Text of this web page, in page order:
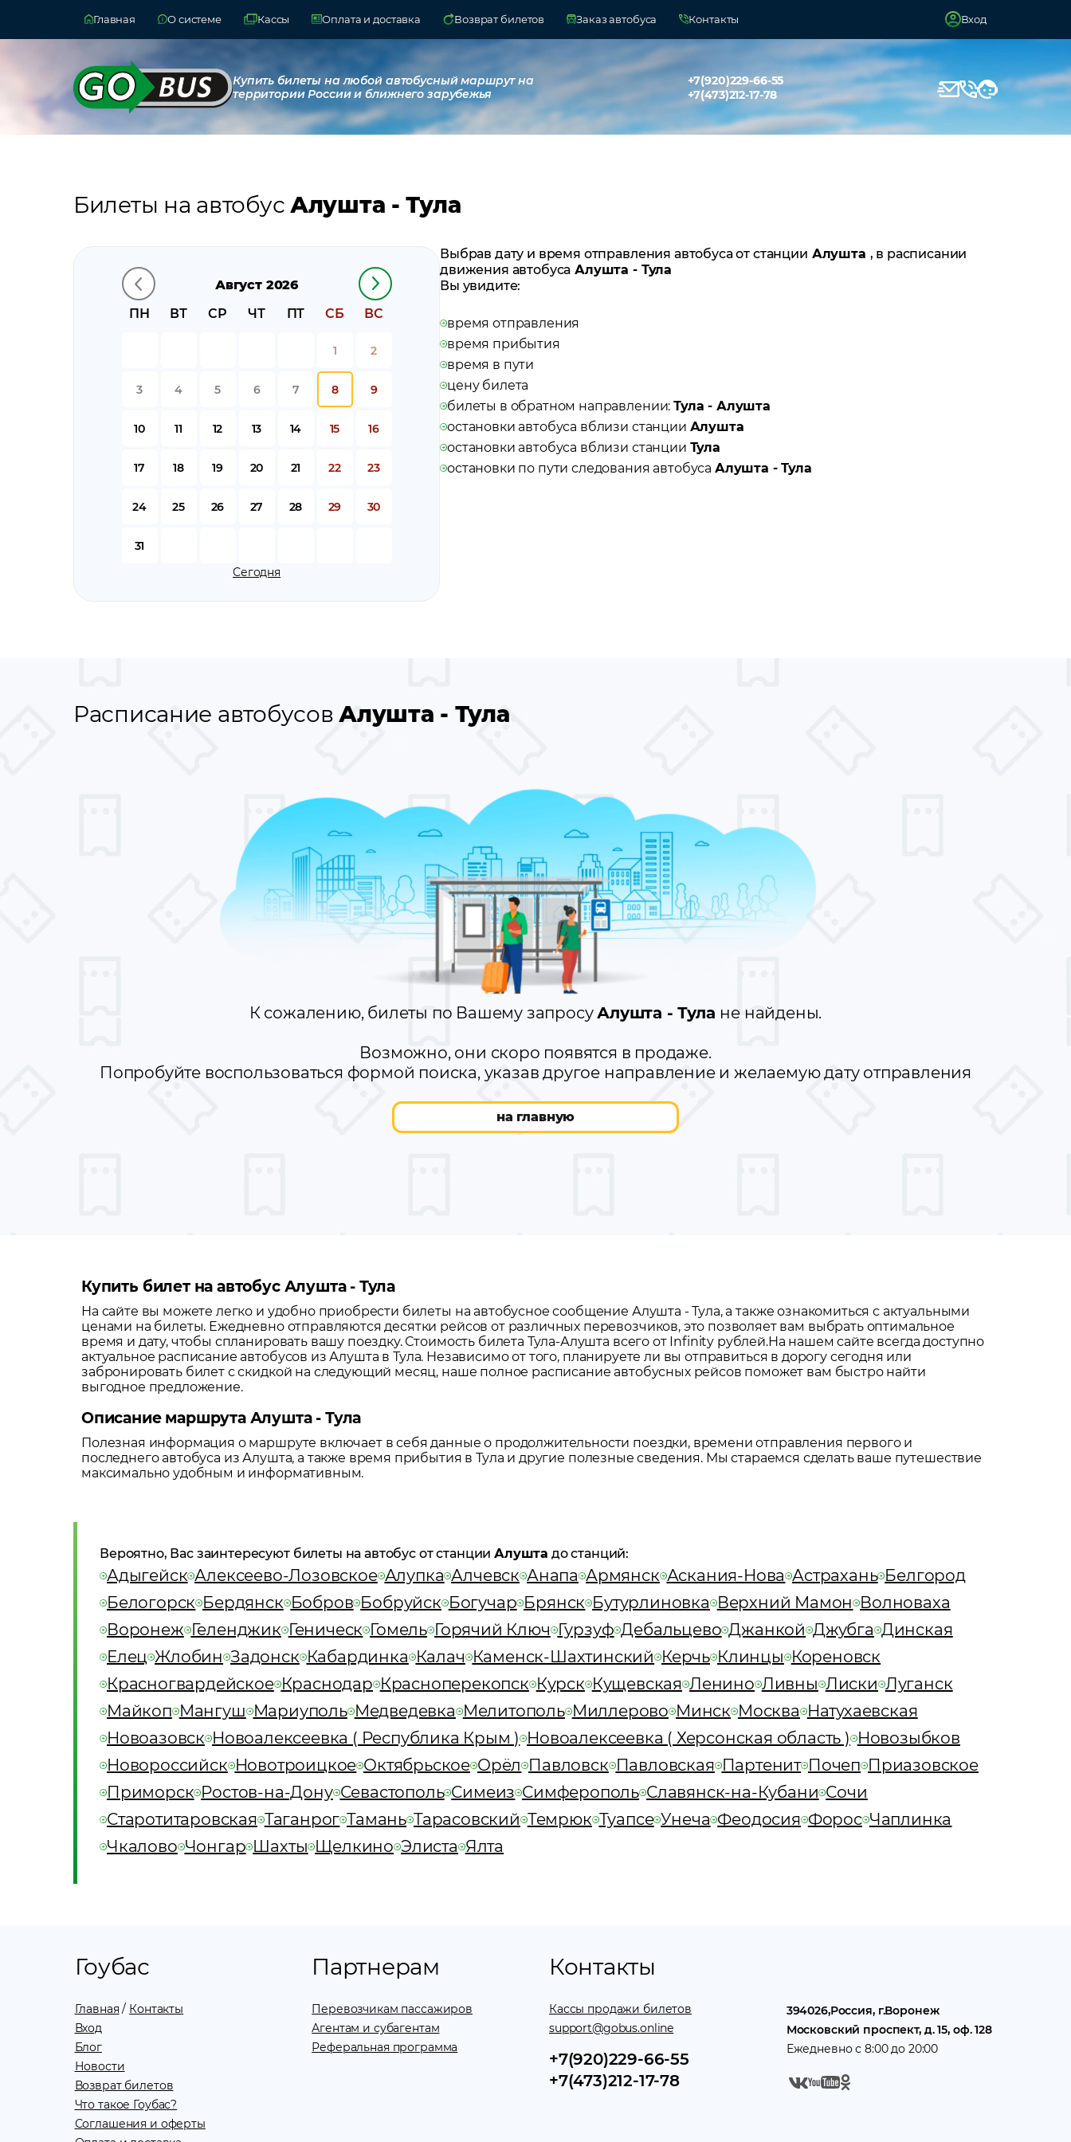
Главная О системе Кассы Оплата и доставка Возврат билетов Заказ автобуса Контакты Вход
Купить билеты на любой автобусный маршрут на
территории России и ближнего зарубежья
+7(920)229-66-55
+7(473)212-17-78
Билеты на автобус Алушта - Тула
Август 2026
ПН
ВТ СР ЧТ ПТ СБ ВС
1 2
3 4 5 6 7 8 9
10 11 12 13 14 15 16
17 18 19 20 21 22 23
24 25 26 27 28 29 30
31
Сегодня
Выбрав дату и время отправления автобуса от станции Алушта , в расписании
движения автобуса Алушта - Тула
Вы увидите:
время отправления
время прибытия
время в пути
цену билета
билеты в обратном направлении:Тула - Алушта
остановки автобуса вблизи станции Алушта
остановки автобуса вблизи станции Тула
остановки по пути следования автобуса Алушта - Тула
Расписание автобусовАлушта - Тула
К сожалению, билеты по Вашему запросуАлушта - Тула не найдены.
Возможно, они скоро появятся в продаже.
Попробуйте воспользоваться формой поиска, указав другое направление и желаемую дату отправления
на главную
Купить билет на автобус Алушта - Тула
На сайте вы можете легко и удобно приобрести билеты на автобусное сообщение Алушта -Тула, а также ознакомиться с актуальными
ценами на билеты. Ежедневно отправляются десятки рейсов от различных перевозчиков, это позволяет вам выбрать оптимальное
время и дату, чтобы спланировать вашу поездку. Стоимость билета Тула-Алушта всего от Infinity рублей.На нашем сайте всегда доступно
актуальное расписание автобусов изАлушта в Тула. Независимо от того, планируете ли вы отправиться в дорогу сегодня или
забронировать билет с скидкой на следующий месяц, наше полное расписание автобусных рейсов поможет вам быстро найти
выгодное предложение.
Описание маршрута Алушта - Тула
Полезная информация о маршруте включает в себя данные о продолжительности поездки, времени отправления первого и
последнего автобуса изАлушта, а также время прибытия вТула и другие полезные сведения. Мы стараемся сделать ваше путешествие
максимально удобным и информативным.
Вероятно, Вас заинтересуют билеты на автобус от станцииАлушта до станций:
Адыгейск Алексеево-Лозовское Алупка Алчевск Анапа Армянск Аскания-Нова Астрахань Белгород
Белогорск Бердянск Бобров Бобруйск Богучар Брянск Бутурлиновка Верхний Мамон Волноваха
Воронеж Геленджик Геническ Гомель Горячий Ключ Гурзуф Дебальцево Джанкой Джубга Динская
Елец Жлобин Задонск Кабардинка Калач Каменск-Шахтинский Керчь Клинцы Кореновск
Красногвардейское Краснодар Красноперекопск Курск Кущевская Ленино Ливны Лиски Луганск
Майкоп Мангуш Мариуполь Медведевка Мелитополь Миллерово Минск Москва Натухаевская
Новоазовск Новоалексеевка ( Республика Крым ) Новоалексеевка ( Херсонская область ) Новозыбков
Новороссийск Новотроицкое Октябрьское Орёл Павловск Павловская Партенит Почеп Приазовское
Приморск Ростов-на-Дону Севастополь Симеиз Симферополь Славянск-на-Кубани Сочи
Старотитаровская Таганрог Тамань Тарасовский Темрюк Туапсе Унеча Феодосия Форос Чаплинка
Чкалово Чонгар Шахты Щелкино Элиста Ялта
Гоубас
Главная / Контакты
Вход
Блог
Новости
Возврат билетов
Что такое Гоубас?
Соглашения и оферты
Партнерам
Перевозчикам пассажиров
Агентам и субагентам
Реферальная программа
Контакты
Кассы продажи билетов
support@gobus.online
+7(920)229-66-55
+7(473)212-17-78
394026,Россия, г.Воронеж
Московский проспект, д. 15, оф. 128
Ежедневно с 8:00 до 20:00